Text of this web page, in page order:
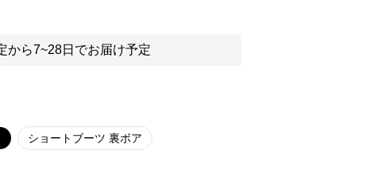
から7~28日でお届け予定
ショートブーツ 裏ボア